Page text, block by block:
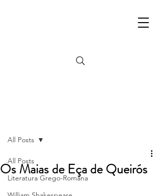
All Posts
Literatura Grego-Romana
All Posts
Os Maias de Eça de Queirós